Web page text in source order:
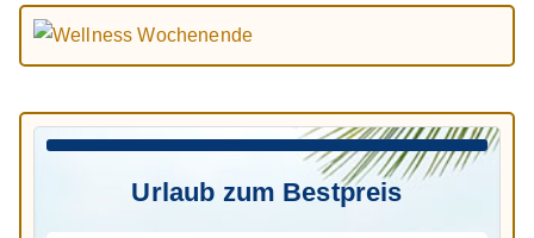
Urlaub zum Bestpreis